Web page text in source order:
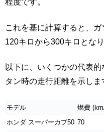
程度です。
これを基に計算すると、
120キロから300キロとなり
以下に、いくつかの代表
タン時の走行距離を示しま
モデル 燃費
ホンダ スーパーカブ50 70